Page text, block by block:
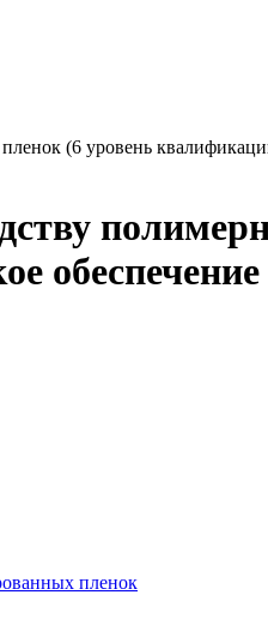
(6 уровень
пленок